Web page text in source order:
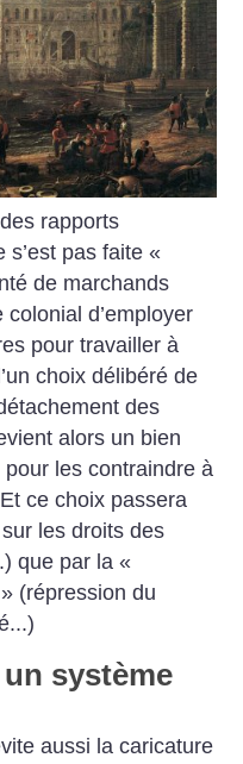
rapports
pas faite «
de marchands
d’employer
pour travailler à
choix délibéré de
des
alors un bien
les contraindre à
ce choix passera
les droits des
que par la «
» (répression du
système
aussi la caricature